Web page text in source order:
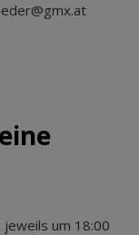
um 18:00